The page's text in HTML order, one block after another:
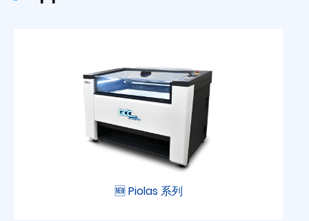
🆕 Piolas 系列